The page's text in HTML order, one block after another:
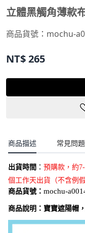
立體黑觸角薄款
商品貨號： mochu-
NT$265
商品描述 常見問題
出貨時間 ： 預購款，約
個工作天出貨（不含例假
商品貨號： mochu-
商品說明： 寶寶遮陽帽